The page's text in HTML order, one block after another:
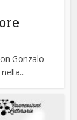
Gonzalo